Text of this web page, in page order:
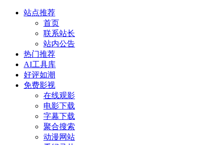
站点推荐
首页
联系站长
站内公告
热门推荐
AI工具库
好评如潮
免费影视
在线观影
电影下载
字幕下载
聚合搜索
动漫网站